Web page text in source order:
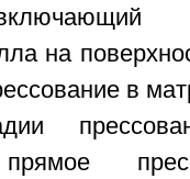
на
в
прямое